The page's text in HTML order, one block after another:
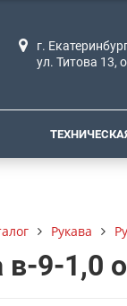
г.
ул. Титова 13,
Рукава
в-9-1,0